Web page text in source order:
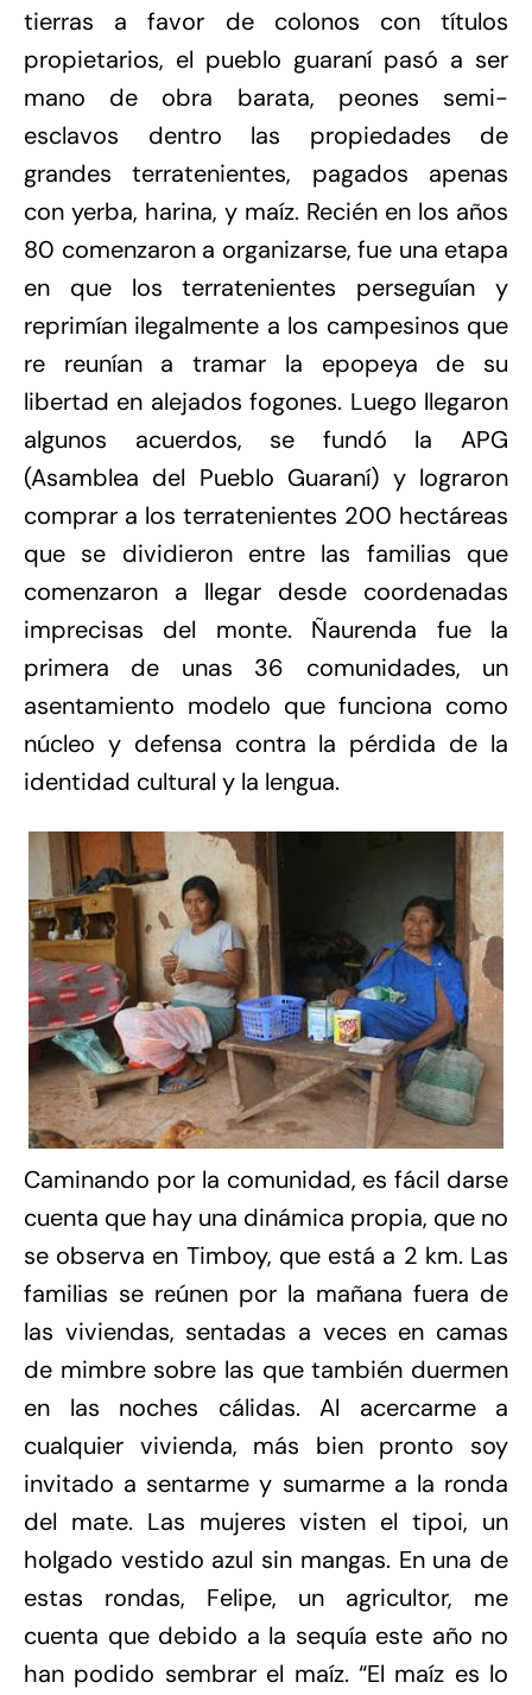
tierras a favor de colonos con títulos
propietarios, el pueblo guaraní pasó a ser
mano de obra barata, peones semi-
esclavos dentro las propiedades de
grandes terratenientes, pagados apenas
con yerba, harina, y maíz. Recién en los años
80 comenzaron a organizarse, fue una etapa
en que los terratenientes perseguían y
reprimían ilegalmente a los campesinos que
re reunían a tramar la epopeya de su
libertad en alejados fogones. Luego llegaron
algunos acuerdos, se fundó la APG
(Asamblea del Pueblo Guaraní) y lograron
comprar a los terratenientes 200 hectáreas
que se dividieron entre las familias que
comenzaron a llegar desde coordenadas
imprecisas del monte. Ñaurenda fue la
primera de unas 36 comunidades, un
asentamiento modelo que funciona como
núcleo y defensa contra la pérdida de la
identidad cultural y la lengua.
Caminando por la comunidad, es fácil darse
cuenta que hay una dinámica propia, que no
se observa en Timboy, que está a 2 km. Las
familias se reúnen por la mañana fuera de
las viviendas, sentadas a veces en camas
de mimbre sobre las que también duermen
en las noches cálidas. Al acercarme a
cualquier vivienda, más bien pronto soy
invitado a sentarme y sumarme a la ronda
del mate. Las mujeres visten el tipoi, un
holgado vestido azul sin mangas. En una de
estas rondas, Felipe, un agricultor, me
cuenta que debido a la sequía este año no
han podido sembrar el maíz. “El maíz es lo